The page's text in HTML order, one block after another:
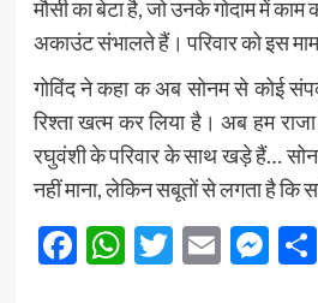
मौसी का बेटा है, जो उनके गोदाम में
अकाउंट संभालते हैं। परिवार को इस
गोविंद ने कहा क अब सोनम से कोई
रिश्ता खत्म कर लिया है। अब हम
रघुवंशी के परिवार के साथ खड़े हैं…
नहीं माना, लेकिन सबूतों से लगता है कि
Facebook
WhatsApp
Twitter
Email